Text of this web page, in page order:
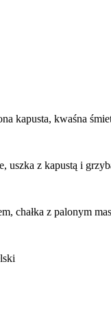
kapusta, kwaśna
uszka z kapustą i
chałka z palonym